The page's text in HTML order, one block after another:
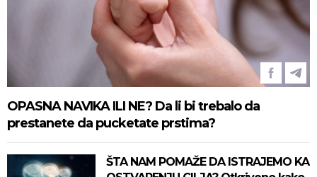
OPASNA NAVIKA ILI NE? Da li bi trebalo da
prestanete da pucketate prstima?
ŠTA NAM POMAŽE DA ISTRAJEMO KA